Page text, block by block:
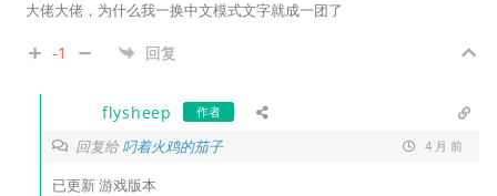
大佬大佬，为什么我一换中文模式文字就成一团了
-1 回复
flysheep 作者
回复给叼着火鸡的茄子 4 月 前
已更新 游戏版本